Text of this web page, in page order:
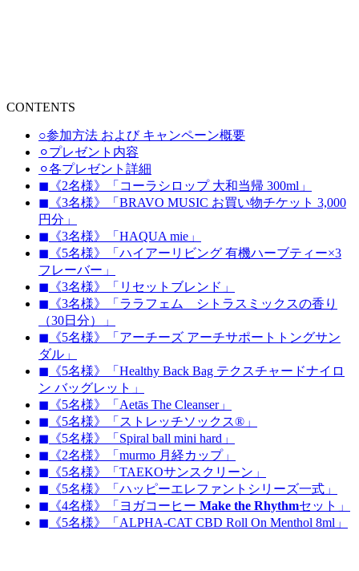
CONTENTS
○参加方法 および キャンペーン概要
⚪︎プレゼント内容
⚪︎各プレゼント詳細
◼︎《2名様》「コーラシロップ 大和当帰 300ml」
◼︎《3名様》「BRAVO MUSIC お買い物チケット 3,000
円分」
◼︎《3名様》「HAQUA mie」
◼︎《5名様》「ハイアーリビング 有機ハーブティー×3
フレーバー」
◼︎《3名様》「リセットブレンド」
◼︎《3名様》「ララフェム シトラスミックスの香り
（30日分）」
◼︎《5名様》「アーチーズ アーチサポートトングサン
ダル」
◼︎《5名様》「Healthy Back Bag テクスチャードナイロ
ン バッグレット」
◼︎《5名様》「Aetās The Cleanser」
◼︎《5名様》「ストレッチソックス®︎」
◼︎《5名様》「Spiral ball mini hard」
◼︎《2名様》「murmo 月経カップ」
◼︎《5名様》「TAEKOサンスクリーン」
◼︎《5名様》「ハッピーエレファントシリーズ一式」
◼︎《4名様》「ヨガコーヒー Make the Rhythmセット」
◼︎《5名様》「ALPHA-CAT CBD Roll On Menthol 8ml」